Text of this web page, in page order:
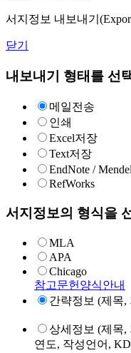
서지정보 내보내기
닫기
내보내기 형태를 선
메일전송
인쇄
Excel저장
Text저장
EndNote /
RefWorks
서지정보의 형식을
MLA
APA
Chicago
참고문헌양식안내
간략정보 (제목,
상세정보 (제목,
연도, 작성언어,